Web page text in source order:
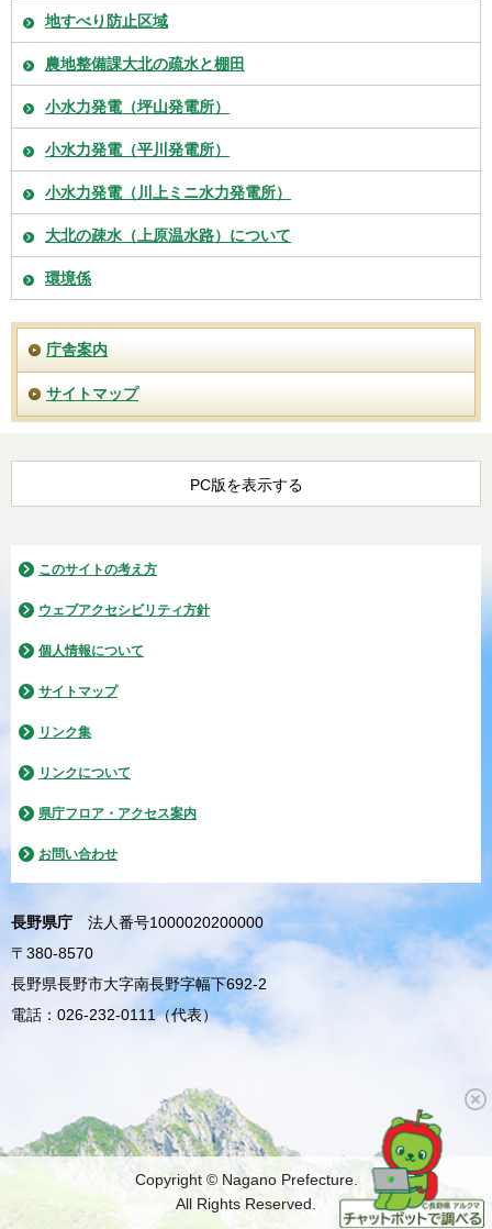
地すべり防止区域
農地整備課大北の疏水と棚田
小水力発電（坪山発電所）
小水力発電（平川発電所）
小水力発電（川上ミニ水力発電所）
大北の疎水（上原温水路）について
環境係
庁舎案内
サイトマップ
PC版を表示する
このサイトの考え方
ウェブアクセシビリティ方針
個人情報について
サイトマップ
リンク集
リンクについて
県庁フロア・アクセス案内
お問い合わせ
長野県庁
法人番号1000020200000
〒380-8570
長野県長野市大字南長野字幅下692-2
電話：026-232-0111（代表）
Copyright © Nagano Prefecture.
All Rights Reserved.